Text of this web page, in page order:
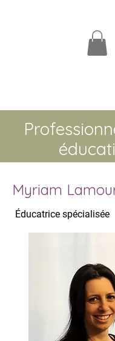
Myriam
Éducatrice spécialisée